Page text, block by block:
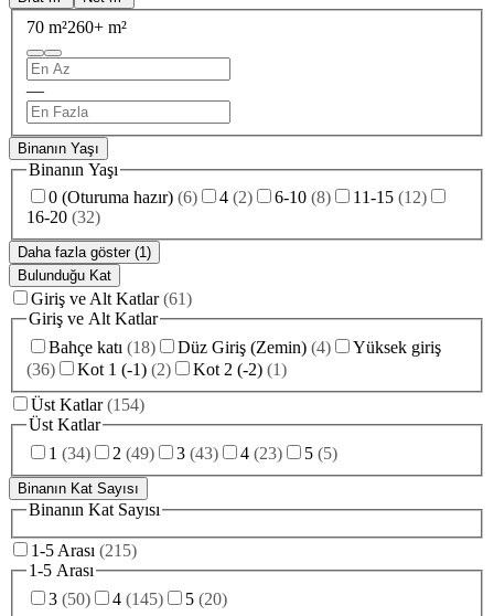
70 m²260+ m²
—
Binanın Yaşı
Binanın Yaşı
0 (Oturuma hazır) (6) 4 (2) 6-10 (8) 11-15 (12)
16-20 (32)
Daha fazla göster (1)
Bulunduğu Kat
Giriş ve Alt Katlar (61)
Giriş ve Alt Katlar
Bahçe katı (18) Düz Giriş (Zemin) (4)
Yüksek giriş
(36) Kot 1 (-1) (2) Kot 2 (-2) (1)
Üst Katlar (154)
Üst Katlar
1 (34) 2 (49) 3 (43) 4 (23) 5 (5)
Binanın Kat Sayısı
Binanın Kat Sayısı
1-5 Arası (215)
1-5 Arası
3 (50) 4 (145) 5 (20)